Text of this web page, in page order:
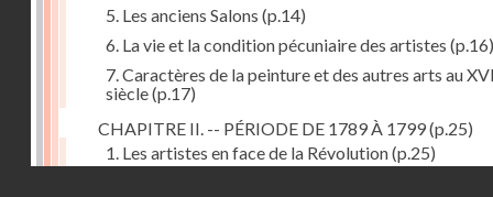
5. Les anciens Salons (p.14)
6. La vie et la condition pécuniaire des artistes (p.16)
7. Caractères de la peinture et des autres arts au
siècle(p.17)
CHAPITRE II. -- PÉRIODE DE 1789 À 1799(p.25)
1. Les artistes en face de la Révolution(p.25)